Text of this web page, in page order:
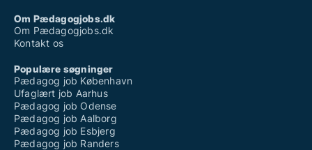
Om Pædagogjobs.dk
Om Pædagogjobs.dk
Kontakt os
Populære søgninger
Pædagog job København
Ufaglært job Aarhus
Pædagog job Odense
Pædagog job Aalborg
Pædagog job Esbjerg
Pædagog job Randers